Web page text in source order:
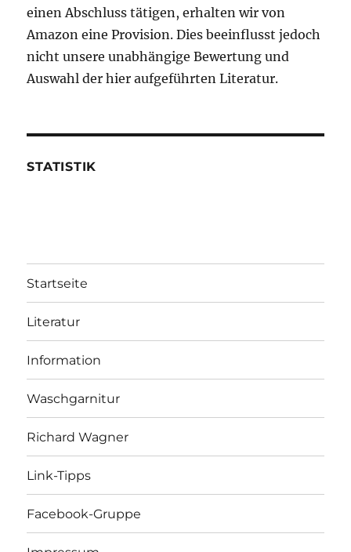
einen Abschluss tätigen, erhalten wir von
Amazon eine Provision. Dies beeinflusst jedoch
nicht unsere unabhängige Bewertung und
Auswahl der hier aufgeführten Literatur.
STATISTIK
Startseite
Literatur
Information
Waschgarnitur
Richard Wagner
Link-Tipps
Facebook-Gruppe